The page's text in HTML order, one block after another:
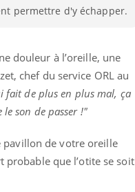
permettre d'y échapper.
douleur à l’oreille, une
chef du service ORL au
fait de plus en plus mal, ça
son de passer !"
pavillon de votre oreille
que l’otite se soit